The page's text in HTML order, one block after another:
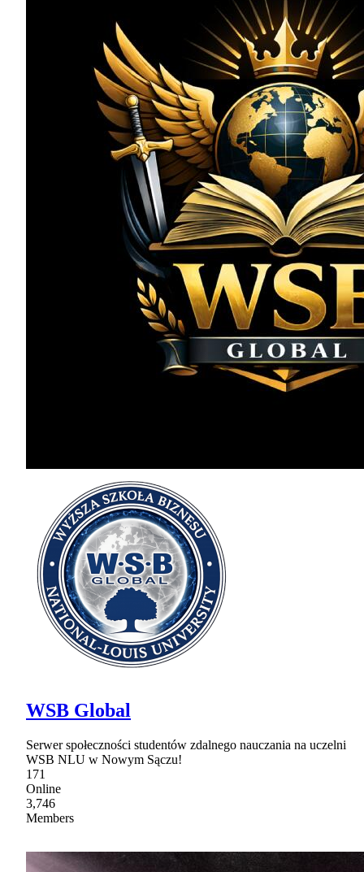
WSB Global
Serwer społeczności studentów zdalnego nauczania na uczelni
WSB NLU w Nowym Sączu!
171
Online
3,746
Members